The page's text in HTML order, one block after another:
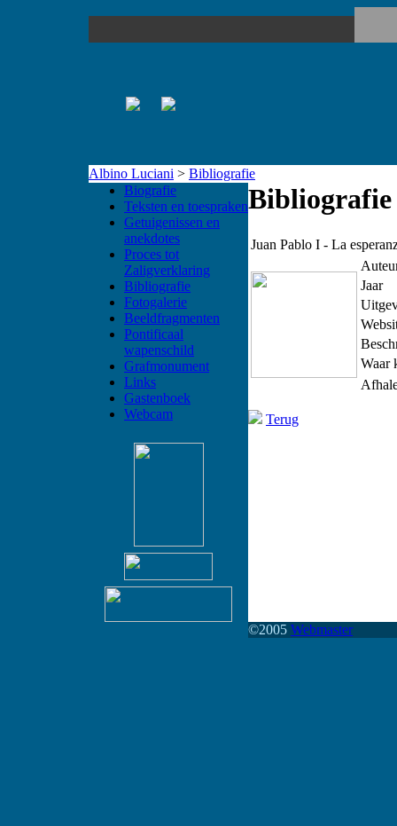
Albino Luciani > Bibliografie
Biografie
Teksten en toespraken
Getuigenissen en
anekdotes
Proces tot
Zaligverklaring
Bibliografie
Fotogalerie
Beeldfragmenten
Pontificaal
wapenschild
Grafmonument
Links
Gastenboek
Webcam
Bibliografie
Juan Pablo I - La
Jaar
Waar
Terug
©2005 Webmaster